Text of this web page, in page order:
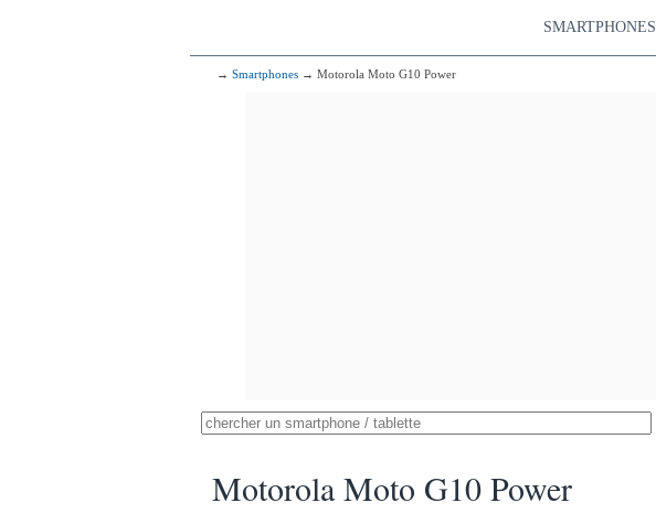
SMARTPHONES
→ Smartphones → Motorola Moto G10 Power
Motorola Moto G10 Power